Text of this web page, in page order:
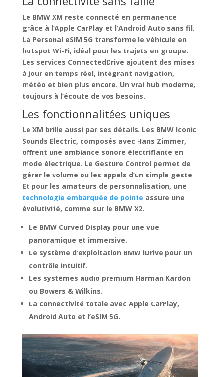
Le BMW XM reste connecté en permanence
grâce à l’Apple CarPlay et l’Android Auto sans fil.
La Personal eSIM 5G transforme le véhicule en
hotspot Wi-Fi, idéal pour les trajets en groupe.
Les services ConnectedDrive ajoutent des mises
à jour en temps réel, intégrant navigation,
météo et bien plus encore. Un vrai hub moderne,
toujours à l’écoute de vos besoins.
Les fonctionnalitées uniques
Le XM brille aussi par ses détails. Les BMW Iconic
Sounds Electric, composés avec Hans Zimmer,
offrent une ambiance sonore électrifiante en
mode électrique. Le Gesture Control permet de
gérer le volume ou les appels d’un simple geste.
Et pour les amateurs de personnalisation, une
technologie embarquée de pointe assure une
évolutivité, comme sur le BMW X2.
Le BMW Curved Displaypour une vue
panoramique et immersive.
Le système d’exploitation BMW iDrive pour un
contrôle intuitif.
Les systèmes audio premium Harman Kardon
ou Bowers & Wilkins.
La connectivité totale avec Apple CarPlay,
Android Auto et l’eSIM 5G.